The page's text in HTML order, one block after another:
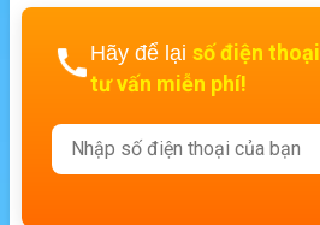
Hãy để lại số điện thoại
tư vấn miễn phí!